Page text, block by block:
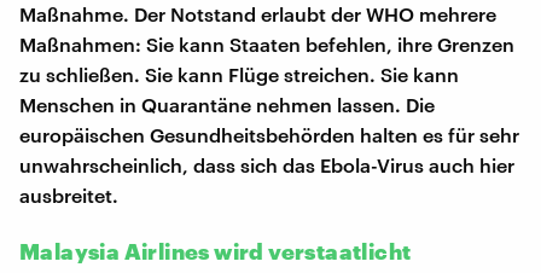
Maßnahme. Der Notstand erlaubt der WHO mehrere
Maßnahmen: Sie kann Staaten befehlen, ihre Grenzen
zu schließen. Sie kann Flüge streichen. Sie kann
Menschen in Quarantäne nehmen lassen. Die
europäischen Gesundheitsbehörden halten es für sehr
unwahrscheinlich, dass sich das Ebola-Virus auch hier
ausbreitet.
Malaysia Airlines wird verstaatlicht